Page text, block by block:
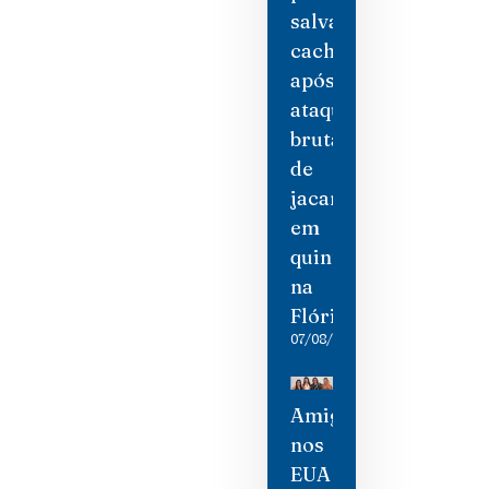
salvar
cachorro
após
ataque
brutal
de
jacaré
em
quintal
na
Flórida
07/08/2026
Amigas
nos
EUA